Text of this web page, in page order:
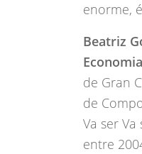
enorme,
Beatriz
de Gran
de
Va ser
entre